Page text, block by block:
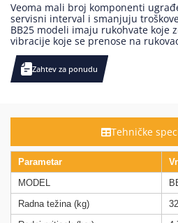
Veoma mali broj komponenti
servisni interval i smanjuju
BB25 modeli imaju rukohvate koje
vibracije koje se prenose na
Zahtev za ponudu
Tehničke
Parametar
MODEL
Radna težina (kg)
32